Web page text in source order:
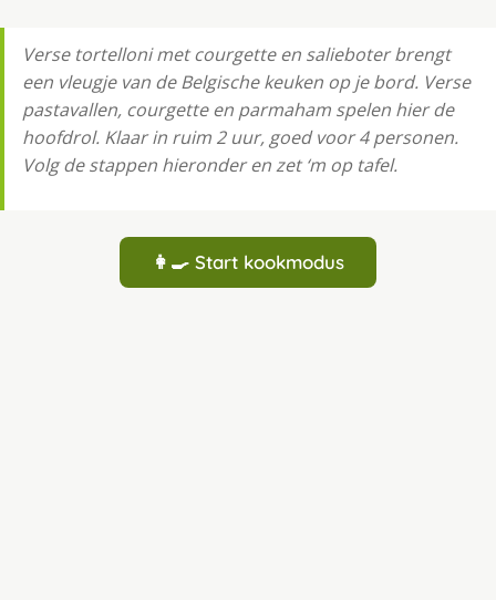
Verse tortelloni met courgette en salieboter brengt
een vleugje van de Belgische keuken op je bord. Verse
pastavallen, courgette en parmaham spelen hier de
hoofdrol. Klaar in ruim 2 uur, goed voor 4 personen.
Volg de stappen hieronder en zet ‘m op tafel.
👩‍🍳 Start kookmodus